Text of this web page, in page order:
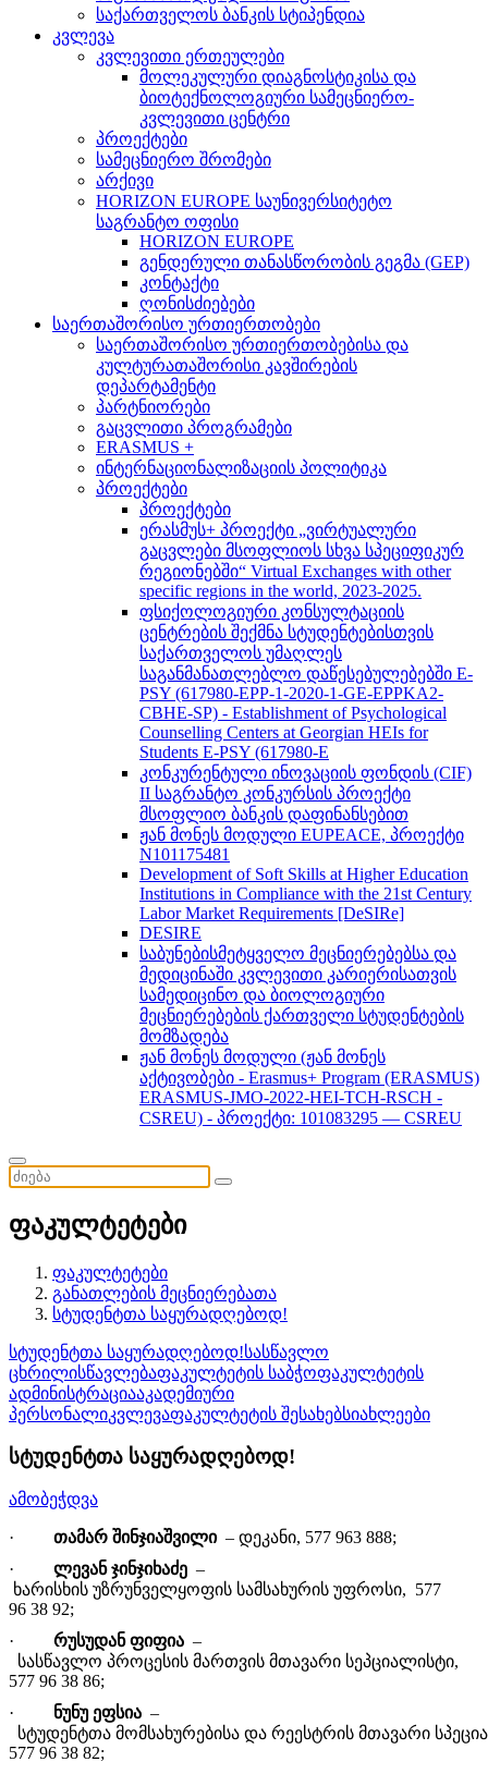
საქართველოს ბანკის სტიპენდია
კვლევა
კვლევითი ერთეულები
მოლეკულური დიაგნოსტიკისა და
ბიოტექნოლოგიური სამეცნიერო-
კვლევითი ცენტრი
პროექტები
სამეცნიერო შრომები
არქივი
HORIZON EUROPE საუნივერსიტეტო
საგრანტო ოფისი
HORIZON EUROPE
გენდერული თანასწორობის გეგმა (GEP)
კონტაქტი
ღონისძიებები
საერთაშორისო ურთიერთობები
საერთაშორისო ურთიერთობებისა და
კულტურათაშორისი კავშირების
დეპარტამენტი
პარტნიორები
გაცვლითი პროგრამები
ERASMUS +
ინტერნაციონალიზაციის პოლიტიკა
პროექტები
პროექტები
ერასმუს+ პროექტი „ვირტუალური
გაცვლები მსოფლიოს სხვა სპეციფიკურ
რეგიონებში“ Virtual Exchanges with other
specific regions in the world, 2023-2025.
ფსიქოლოგიური კონსულტაციის
ცენტრების შექმნა სტუდენტებისთვის
საქართველოს უმაღლეს
საგანმანათლებლო დაწესებულებებში E-
PSY (617980-EPP-1-2020-1-GE-EPPKA2-
CBHE-SP) - Establishment of Psychological
Counselling Centers at Georgian HEIs for
Students E-PSY (617980-E
კონკურენტული ინოვაციის ფონდის (CIF)
II საგრანტო კონკურსის პროექტი
მსოფლიო ბანკის დაფინანსებით
ჟან მონეს მოდული EUPEACE, პროექტი
N101175481
Development of Soft Skills at Higher Education
Institutions in Compliance with the 21st Century
Labor Market Requirements [DeSIRe]
DESIRE
საბუნებისმეტყველო მეცნიერებებსა და
მედიცინაში კვლევითი კარიერისათვის
სამედიცინო და ბიოლოგიური
მეცნიერებების ქართველი სტუდენტების
მომზადება
ჟან მონეს მოდული (ჟან მონეს
აქტივობები - Erasmus+ Program (ERASMUS)
ERASMUS-JMO-2022-HEI-TCH-RSCH -
CSREU) - პროექტი: 101083295 — CSREU
ფაკულტეტები
ფაკულტეტები
განათლების მეცნიერებათა
სტუდენტთა საყურადღებოდ!
სტუდენტთა საყურადღებოდ!სასწავლო
ცხრილისწავლებაფაკულტეტის საბჭოფაკულტეტის
ადმინისტრაციააკადემიური
პერსონალიკვლევაფაკულტეტის შესახებსიახლეები
სტუდენტთა საყურადღებოდ!
ამობეჭდვა
· თამარ შინჯიაშვილი – დეკანი, 577 963 888;
·
ლევან ჯინჯიხაძე –
ხარისხის უზრუნველყოფის სამსახურის უფროსი, 577
96 38 92;
·
რუსუდან ფიფია –
სასწავლო პროცესის მართვის მთავარი სეპციალისტი,
577 96 38 86;
·
ნუნუ ეფსია –
სტუდენტთა მომსახურებისა და რეესტრის მთავარი
577 96 38 82;